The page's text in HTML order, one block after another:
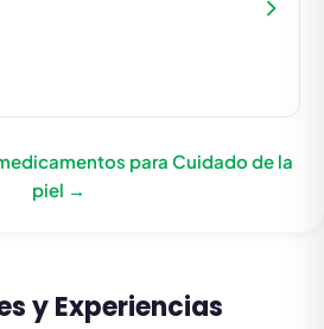
para Cuidado de la
piel →
y Experiencias